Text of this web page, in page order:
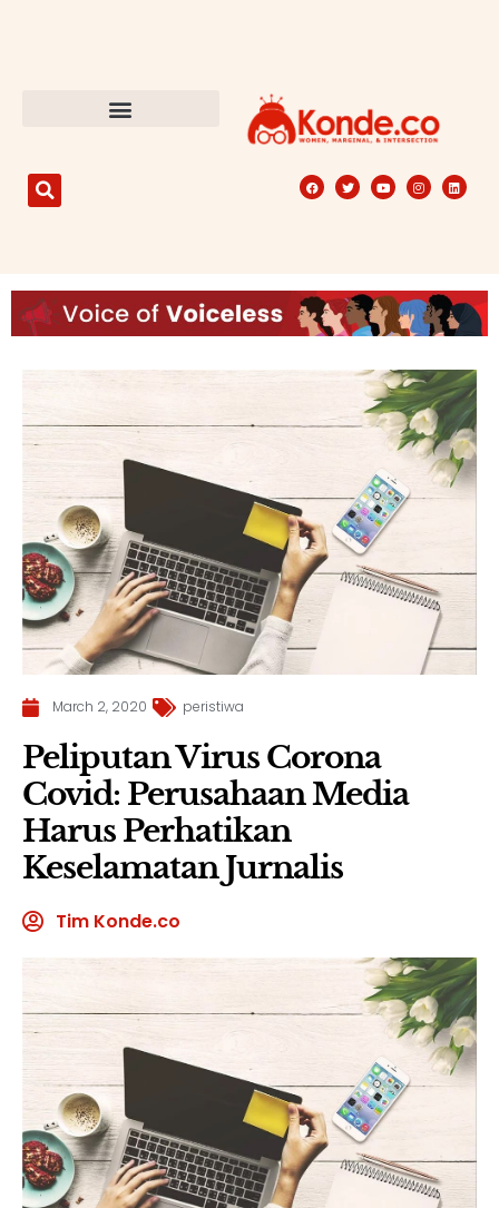
March 2, 2020 peristiwa
Peliputan Virus Corona
Covid: Perusahaan Media
Harus Perhatikan
Keselamatan Jurnalis
Tim Konde.co